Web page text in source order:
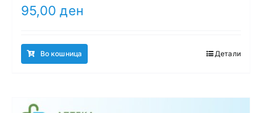
95,00ден
Во кошница Детали